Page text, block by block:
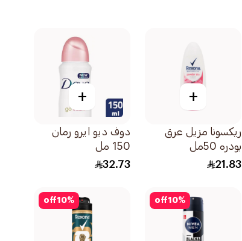
+
ريكسونا مزيل عرق
بودره 50مل
21.83
+
دوف ديو ايرو رمان
150 مل
32.73
10%
off
10%
off